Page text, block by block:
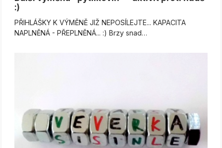
:)
PŘIHLÁŠKY K VÝMĚNĚ JIŽ NEPOSÍLEJTE... KAPACITA
NAPLNĚNÁ - PŘEPLNĚNÁ... :) Brzy snad…